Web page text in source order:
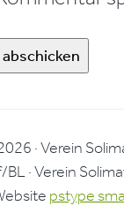
· Verein
· Verein
pstype